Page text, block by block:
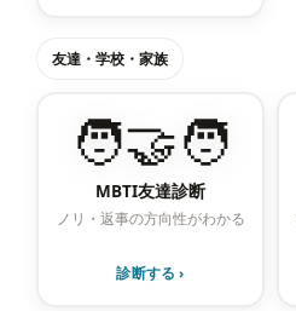
友達・学校・家族
🧑‍🤝‍🧑
MBTI友達診断
ノリ・返事の方向性がわかる
診断する ›